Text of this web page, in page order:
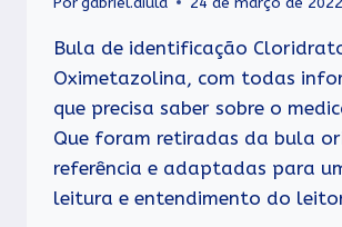
Bula de identificação
Oximetazolina, com todas
que precisa saber sobre o
Que foram retiradas da bula
referência e adaptadas para
leitura e entendimento do